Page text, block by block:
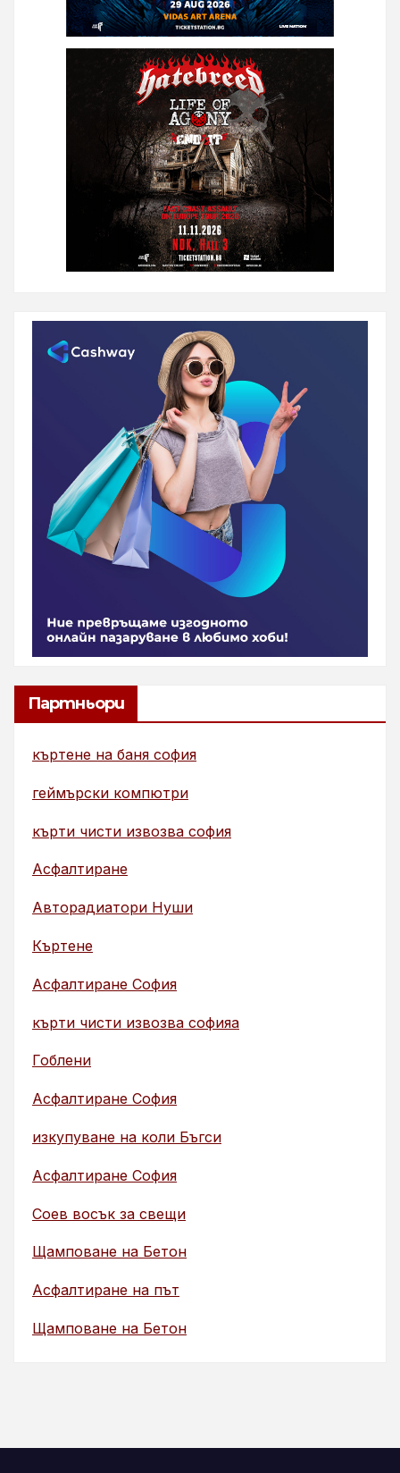
Партньори
къртене на баня софия
геймърски компютри
кърти чисти извозва софия
Асфалтиране
Авторадиатори Нуши
Къртене
Асфалтиране София
кърти чисти извозва софияа
Гоблени
Асфалтиране София
изкупуване на коли Бъгси
Асфалтиране София
Соев восък за свещи
Щамповане на Бетон
Асфалтиране на път
Щамповане на Бетон